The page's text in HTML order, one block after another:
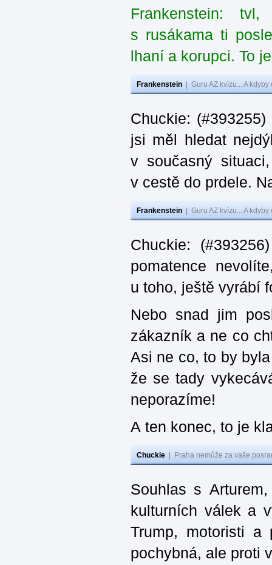
Frankenstein:
s rusákama ti
lhaní a korupci. To
Frankenstein Guru AZ kvízu... A
Chuckie:
jsi měl hledat
v současný
v cestě do prdele.
Frankenstein Guru AZ kvízu... A
Chuckie:
pomatence
u toho, ještě vyrábí
Nebo snad jim
zákazník a ne co
Asi ne co, to by
že se tady
neporazíme!
A ten konec, to je
Chuckie Praha nemůže za vaše
Souhlas s
kulturních válek a
Trump, motoristi a
pochybná, ale proti